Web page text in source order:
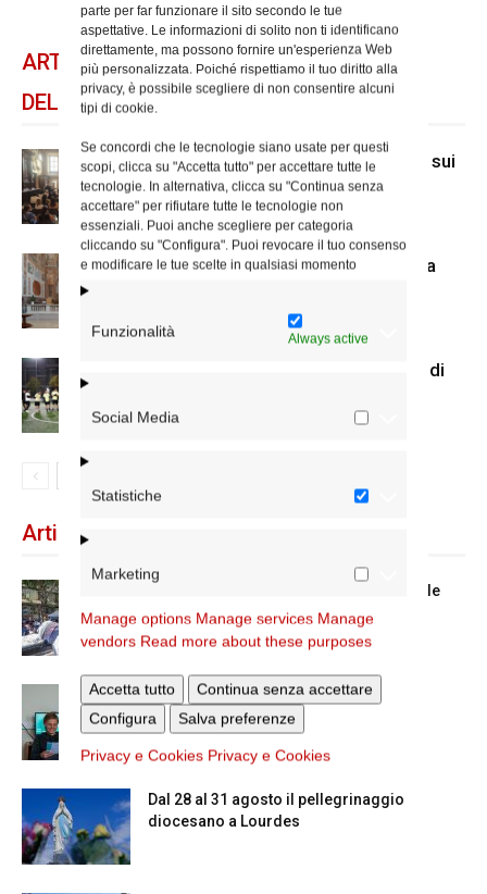
parte per far funzionare il sito secondo le tue
aspettative. Le informazioni di solito non ti identificano
direttamente, ma possono fornire un'esperienza Web
più personalizzata. Poiché rispettiamo il tuo diritto alla
privacy, è possibile scegliere di non consentire alcuni
tipi di cookie.
Se concordi che le tecnologie siano usate per questi
scopi, clicca su "Accetta tutto" per accettare tutte le
tecnologie. In alternativa, clicca su "Continua senza
accettare" per rifiutare tutte le tecnologie non
essenziali. Puoi anche scegliere per categoria
cliccando su "Configura". Puoi revocare il tuo consenso
e modificare le tue scelte in qualsiasi momento
Funzionalità Always active
Social Media
Statistiche
Marketing
Manage options Manage services Manage
vendors Read more about these purposes
Accetta tutto
Continua senza accettare
Configura
Salva preferenze
Privacy e Cookies Privacy e Cookies
ARTICOLI CORRELATI
DELLO STESSO AUTORE
A San Carlo al Corso mostra di Mcl sui
senza dimora
Il nuovo accesso alla cripta di Santa
Us Acli Roma, cominciato il torneo di
Articoli recenti
Spin Time: la dichiarazione del cardinale
vicario
Scienze Applicate, la nuova proposta
dell’Istituto Paritario Sant’Apollinare
Dal 28 al 31 agosto il pellegrinaggio
diocesano a Lourdes